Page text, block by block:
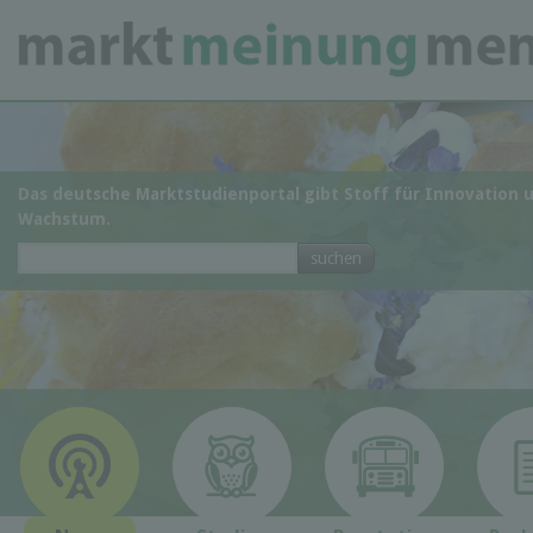
Das deutsche Marktstudienportal gibt Stoff für Innovation
Wachstum.